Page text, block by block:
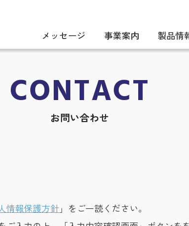
メッセージ 事業案内 製品情
CONTACT
お問い合わせ
情報保護方針」をご一読ください。